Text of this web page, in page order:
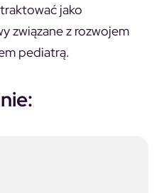
jako
związane z rozwojem
pediatrą.